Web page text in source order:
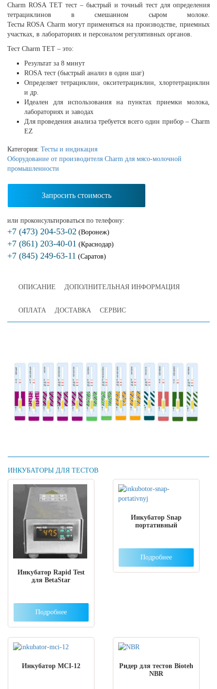
Charm ROSA TET тест – быстрый и точный тест для определения
тетрациклинов в смешанном сыром молоке.
Тесты ROSA Charm могут применяться на производстве, приемных
участках, в лабораториях и персоналом регулятивных органов.
Тест Charm TET – это:
Результат за 8 минут
ROSA тест (быстрый анализ в один шаг)
Определяет тетрациклин, окситетрациклин, хлортетрациклин
и др.
Идеален для использования на пунктах приемки молока,
лабораториях и заводах
Для проведения анализа требуется всего один прибор – Charm
EZ
Категория: Тесты и индикация
Оборудование от производителя Charm для мясо-молочной
промышленности
Запросить стоимость
или проконсультироваться по телефону:
+7 (473) 204-53-02 (Воронеж)
+7 (861) 203-40-01 (Краснодар)
+7 (845) 249-63-11 (Саратов)
ОПИСАНИЕ ДОПОЛНИТЕЛЬНАЯ ИНФОРМАЦИЯ
ОПЛАТА ДОСТАВКА СЕРВИС
ИНКУБАТОРЫ ДЛЯ ТЕСТОВ
Инкубатор Rapid Test
для BetaStar
Подробнее
Инкубатор Snap
портативный
Подробнее
Инкубатор МCI-12
Ридер для тестов Bioteh
NBR